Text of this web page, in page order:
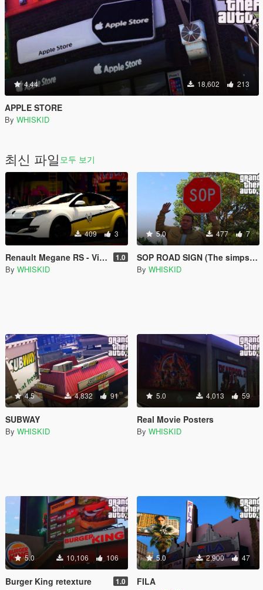
4.44 18,602 213
APPLE STORE
By WHISKID
최신 파일 모두 보기
409 3
Renault Megane RS - Vitality Paintjob 1.0
By WHISKID
5.0 477 7
SOP ROAD SIGN (The simpsons)
By WHISKID
4.5 4,832 91
SUBWAY
By WHISKID
5.0 4,013 59
Real Movie Posters
By WHISKID
5.0 10,106 106
Burger King retexture 1.0
5.0 2,900 47
FILA